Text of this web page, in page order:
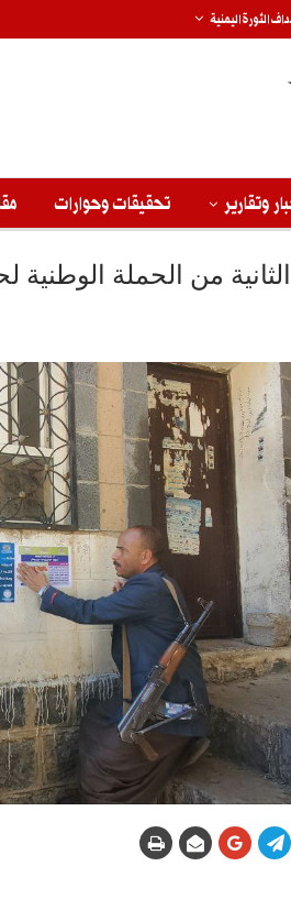
الثورة اليمنية
وتقارير تحقيقات وحوارات
من الحملة الوطنية